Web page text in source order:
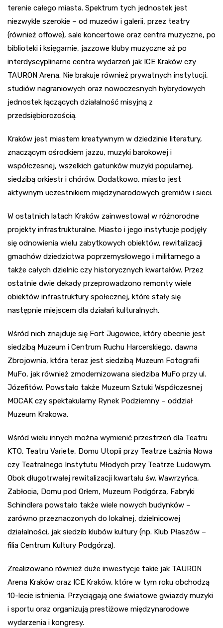
terenie całego miasta. Spektrum tych jednostek jest
niezwykle szerokie – od muzeów i galerii, przez teatry
(również offowe), sale koncertowe oraz centra muzyczne, po
biblioteki i księgarnie, jazzowe kluby muzyczne aż po
interdyscyplinarne centra wydarzeń jak ICE Kraków czy
TAURON Arena. Nie brakuje również prywatnych instytucji,
studiów nagraniowych oraz nowoczesnych hybrydowych
jednostek łączących działalność misyjną z
przedsiębiorczością.
Kraków jest miastem kreatywnym w dziedzinie literatury,
znaczącym ośrodkiem jazzu, muzyki barokowej i
współczesnej, wszelkich gatunków muzyki popularnej,
siedzibą orkiestr i chórów. Dodatkowo, miasto jest
aktywnym uczestnikiem międzynarodowych gremiów i sieci.
W ostatnich latach Kraków zainwestował w różnorodne
projekty infrastrukturalne. Miasto i jego instytucje podjęły
się odnowienia wielu zabytkowych obiektów, rewitalizacji
gmachów dziedzictwa poprzemysłowego i militarnego a
także całych dzielnic czy historycznych kwartałów. Przez
ostatnie dwie dekady przeprowadzono remonty wiele
obiektów infrastruktury społecznej, które stały się
następnie miejscem dla działań kulturalnych.
Wśród nich znajduje się Fort Jugowice, który obecnie jest
siedzibą Muzeum i Centrum Ruchu Harcerskiego, dawna
Zbrojownia, która teraz jest siedzibą Muzeum Fotografii
MuFo, jak również zmodernizowana siedziba MuFo przy ul.
Józefitów. Powstało także Muzeum Sztuki Współczesnej
MOCAK czy spektakularny Rynek Podziemny – oddział
Muzeum Krakowa.
Wśród wielu innych można wymienić przestrzeń dla Teatru
KTO, Teatru Variete, Domu Utopii przy Teatrze Łaźnia Nowa
czy Teatralnego Instytutu Młodych przy Teatrze Ludowym.
Obok długotrwałej rewitalizacji kwartału św. Wawrzyńca,
Zabłocia, Domu pod Orłem, Muzeum Podgórza, Fabryki
Schindlera powstało także wiele nowych budynków –
zarówno przeznaczonych do lokalnej, dzielnicowej
działalności, jak siedzib klubów kultury (np. Klub Płaszów –
filia Centrum Kultury Podgórza).
Zrealizowano również duże inwestycje takie jak TAURON
Arena Kraków oraz ICE Kraków, które w tym roku obchodzą
10-lecie istnienia. Przyciągają one światowe gwiazdy muzyki
i sportu oraz organizują prestiżowe międzynarodowe
wydarzenia i kongresy.